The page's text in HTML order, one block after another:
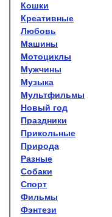
Кошки
Креативные
Любовь
Машины
Мотоциклы
Мужчины
Музыка
Мультфильмы
Новый год
Праздники
Прикольные
Природа
Разные
Собаки
Спорт
Фильмы
Фэнтези